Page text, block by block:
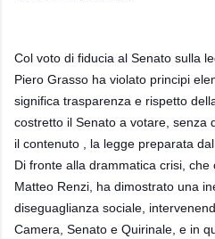
Col voto di fiducia al Senato sulla
Piero Grasso ha violato principi
significa trasparenza e rispetto
costretto il Senato a votare, senza
il contenuto , la legge preparata dal
Di fronte alla drammatica crisi, che
Matteo Renzi, ha dimostrato una
diseguaglianza sociale,
Camera, Senato e Quirinale, e in